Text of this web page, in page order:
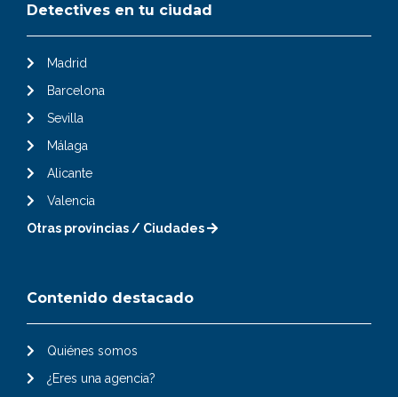
Detectives en tu ciudad
Madrid
Barcelona
Sevilla
Málaga
Alicante
Valencia
Otras provincias / Ciudades
Contenido destacado
Quiénes somos
¿Eres una agencia?